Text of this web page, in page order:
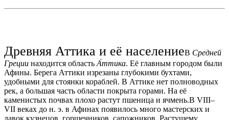
Древняя Аттика и её населениеВ Средней
Греции находится область А́ттика. Её главным городом были
Афины. Берега Аттики изрезаны глубокими бухтами,
удобными для стоянки кораблей. В Аттике нет полноводных
рек, а большая часть области покрыта горами. На её
каменистых почвах плохо растут пшеница и ячмень.В VIII–
VII веках до н. э. в Афинах появилось много мастерских и
лавок кузнецов, горшечников, сапожников. Растущему